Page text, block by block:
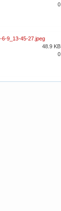
0
6-9_13-45-27.jpeg
48.9 KB
0